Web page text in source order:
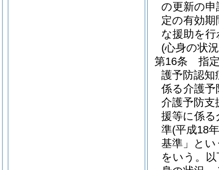
の更新の
定の有効
な援助を
(心身の状
第16条
指
護予防認
係る介護
介護予防支
援等に係
準(平成18
基準」とい
をいう。